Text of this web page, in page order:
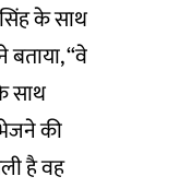
के साथ
“वे
साथ
की
है वह